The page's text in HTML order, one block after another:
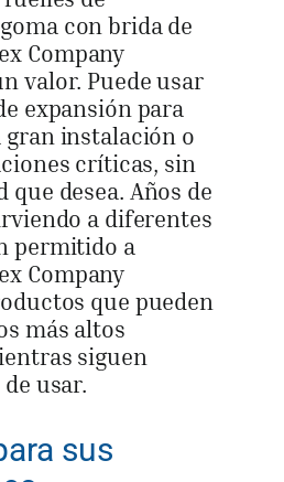
con brida de
Company
valor. Puede usar
expansión para
instalación o
críticas, sin
que desea. Años de
a diferentes
permitido a
Company
que pueden
más altos
siguen
usar.
sus